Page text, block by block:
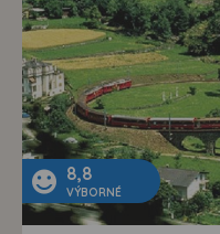
8,8
VÝBORNÉ